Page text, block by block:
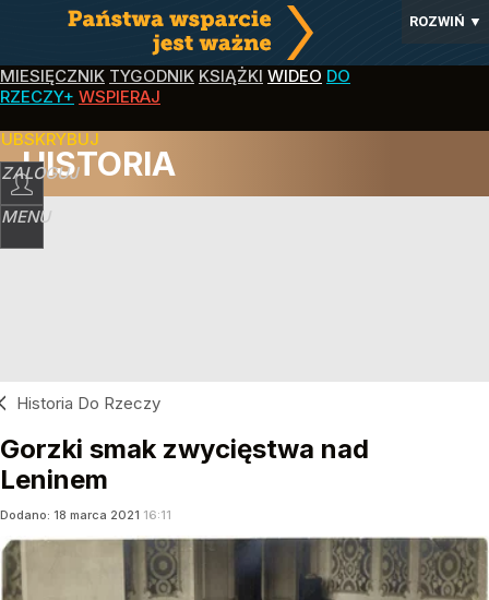
ROZWIŃ ▼
MIESIĘCZNIK TYGODNIK KSIĄŻKI WIDEO DO
RZECZY+ WSPIERAJ
ZALOGUJ
MENU
HISTORIA
Historia Do Rzeczy
Gorzki smak zwycięstwa nad
Leninem
Dodano: 18 marca 2021 16:11